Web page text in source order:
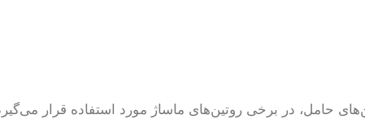
حامل، در برخی روتین‌های ماساژ مورد استفاده قرار